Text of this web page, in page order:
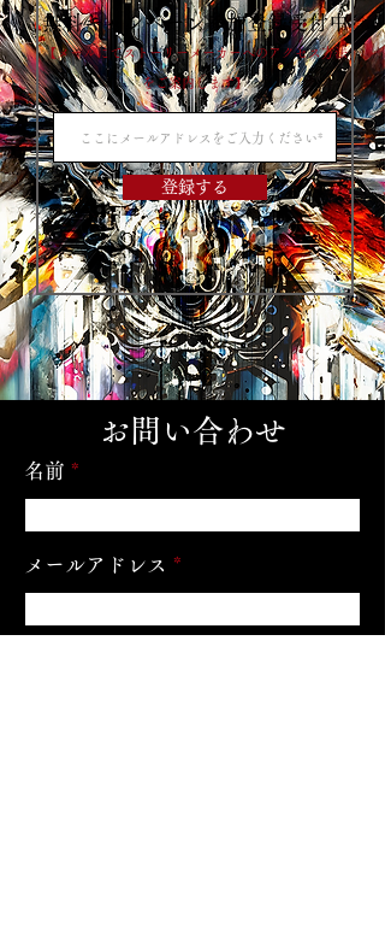
無料キャンペーン参加登録受付中
【メールにてストーリーメーカーへのアクセス方法
をご案内します】
登録する
​お問い合わせ
名前
メールアドレス